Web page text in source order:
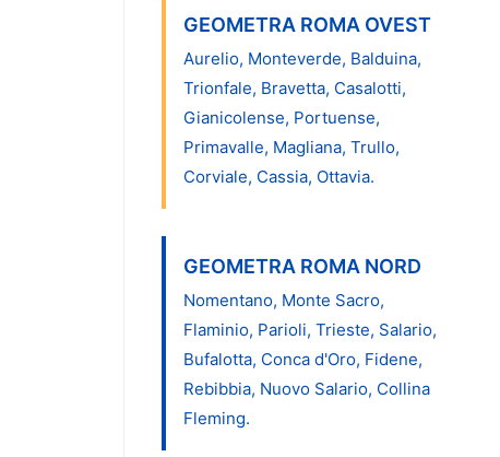
GEOMETRA ROMA OVEST
Aurelio, Monteverde, Balduina,
Trionfale, Bravetta, Casalotti,
Gianicolense, Portuense,
Primavalle, Magliana, Trullo,
Corviale, Cassia, Ottavia.
GEOMETRA ROMA NORD
Nomentano, Monte Sacro,
Flaminio, Parioli, Trieste, Salario,
Bufalotta, Conca d'Oro, Fidene,
Rebibbia, Nuovo Salario, Collina
Fleming.